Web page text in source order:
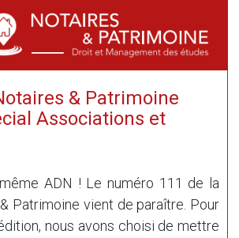
& Patrimoine
Associations et
ADN ! Le numéro 111 de la
Patrimoine vient de paraître. Pour
nous avons choisi de mettre